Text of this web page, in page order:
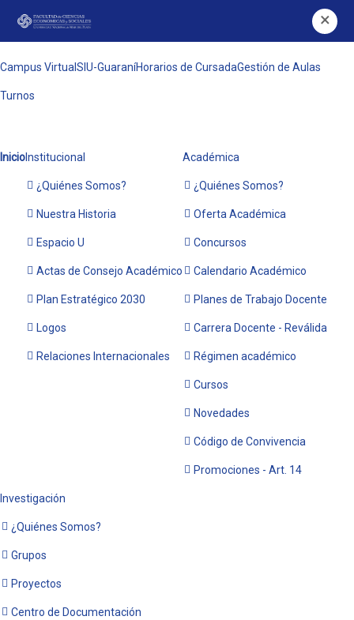
×
Campus Virtual SIU-GuaraníHorarios de CursadaGestión de Aulas
Turnos
InicioInstitucional
¿Quiénes Somos?
Nuestra Historia
Espacio U
Actas de Consejo Académico
Plan Estratégico 2030
Logos
Relaciones Internacionales
Académica
¿Quiénes Somos?
Oferta Académica
Concursos
Calendario Académico
Planes de Trabajo Docente
Carrera Docente - Reválida
Régimen académico
Cursos
Novedades
Código de Convivencia
Promociones - Art. 14
Investigación
¿Quiénes Somos?
Grupos
Proyectos
Centro de Documentación